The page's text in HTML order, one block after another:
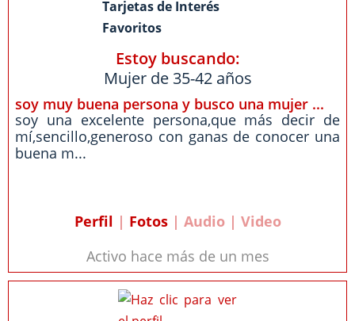
Tarjetas de Interés
Favoritos
Estoy buscando:
Mujer de 35-42 años
soy muy buena persona y busco una mujer ...
soy una excelente persona,que más decir de
mí,sencillo,generoso con ganas de conocer una
buena m...
Perfil | Fotos| Audio | Video
Activo hace más de un mes